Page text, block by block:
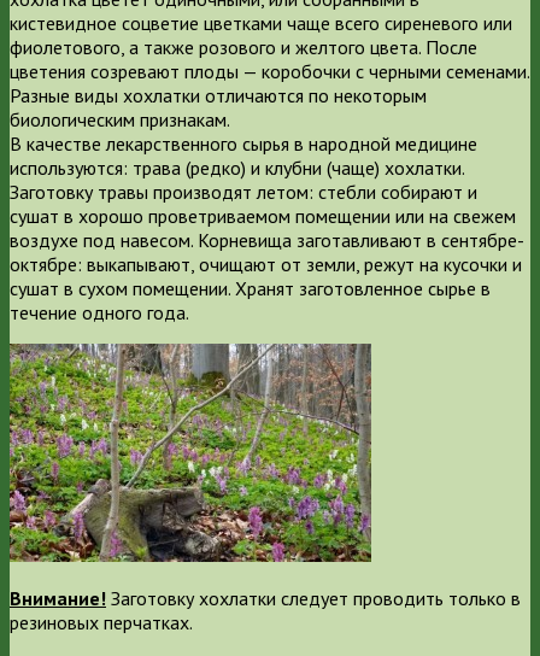
кистевидное соцветие цветками чаще всего сиреневого или
фиолетового, а также розового и желтого цвета. После
цветения созревают плоды — коробочки с черными семенами.
Разные виды хохлатки отличаются по некоторым
биологическим признакам.
В качестве лекарственного сырья в народной медицине
используются: трава (редко) и клубни (чаще) хохлатки.
Заготовку травы производят летом: стебли собирают и
сушат в хорошо проветриваемом помещении или на свежем
воздухе под навесом. Корневища заготавливают в сентябре-
октябре: выкапывают, очищают от земли, режут на кусочки и
сушат в сухом помещении. Хранят заготовленное сырье в
течение одного года.
Внимание! Заготовку хохлатки следует проводить только в
резиновых перчатках.